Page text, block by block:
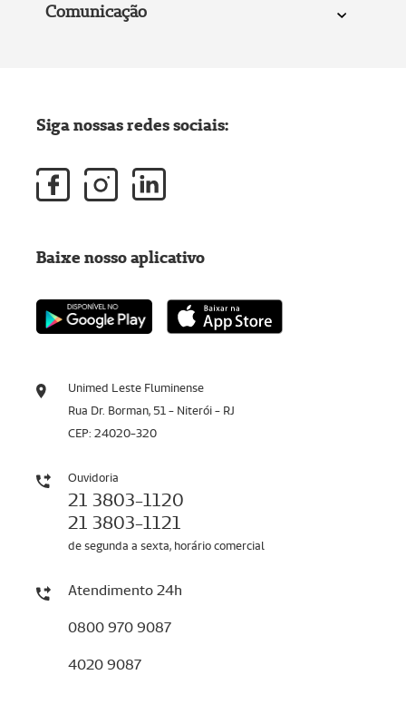
Comunicação
Unimed Leste Fluminense
Rua Dr. Borman, 51 - Niterói - RJ
CEP: 24020-320
Ouvidoria
21 3803-1120
21 3803-1121
de segunda a sexta, horário comercial
Atendimento 24h
0800 970 9087
4020 9087
Siga nossas redes sociais:
Baixe nosso aplicativo